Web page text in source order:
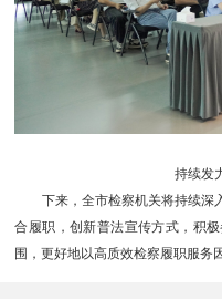
持续发
下来，全市检察机关将持续深
合履职，创新普法宣传方式，积
围，更好地以高质效检察履职服务